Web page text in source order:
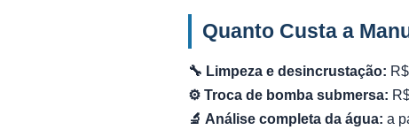
Quanto Custa a
🔧 Limpeza e desincrustação:
⚙️ Troca de bomba submersa:
🔬 Análise completa da água: a